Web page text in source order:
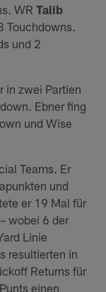
WRTalib
Touchdowns.
und 2
in zwei Partien
Ebner fing
und Wise
Teams. Er
und
er 19 Mal für
wobei 6 der
Linie
resultierten in
Returns für
einen